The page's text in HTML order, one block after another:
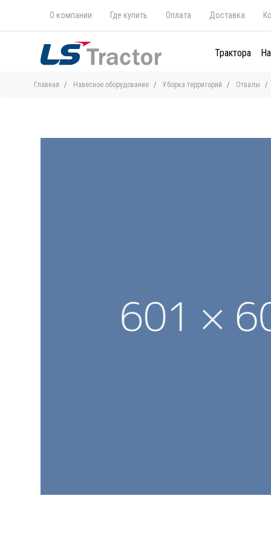
О компании Где купить Оплата Доставка
Трактора
Главная Навесное оборудование Уборка территорий Отвалы